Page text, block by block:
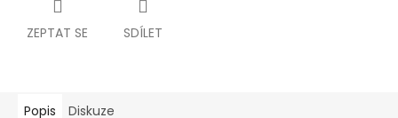
ZEPTAT SE SDÍLET
Popis Diskuze